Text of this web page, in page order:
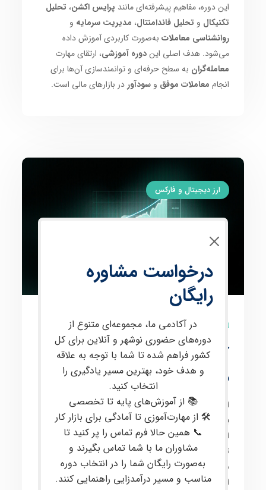
این دوره، مفاهیم پیشرفته‌ای مانند پرایس اکشن، تحلیل
تکنیکال و تحلیل فاندامنتال، مدیریت سرمایه و
روانشناسی معاملات به‌صورت کاربردی آموزش داده
می‌شود. هدف اصلی ایندوره آموزشی، ارتقای مهارت
معامله‌گران به سطح حرفه‌ای و توانمندسازی آن‌ها برای
انجام معاملات موفق وسودآور در بازارهای مالی است.
ارز دیجیتال و فارکس
آموزش فارکس از صفر تا
صد با پشتیبانی تخصصی
این دوره برایعلاقه‌مندان به معامله در بازارهای مالی
بین‌المللی، از جملهفارکس و کریپتو، طراحی شده است. در
این دوره، مفاهیمپیشرفته‌ای مانندپرایس اکشن ،تحلیل
تکنیکال
وفاندامنتال، مدیریت سرمایهوروانشناسی
معاملاتبه صورتکاربردیآموزش داده می‌شود. هدف
اصلی،ارتقای مهارت معامله‌گران به سطح حرفه‌ایو
درخواست مشاوره
رایگان
در آکادمی ما، مجموعه‌ای متنوع از
دوره‌های حضوری نوشهر و آنلاین برای کل
کشور فراهم شده تا شما با توجه به علاقه
و هدف خود، بهترین مسیر یادگیری را
انتخاب کنید.
📚 از آموزش‌های پایه تا تخصصی
🛠 از مهارت‌آموزی تا آمادگی برای بازار کار
📞 همین حالا فرم تماس را پر کنید تا
مشاوران ما با شما تماس بگیرند و
به‌صورت رایگان شما را در انتخاب دوره
مناسب و مسیر درآمدزایی راهنمایی کنند.